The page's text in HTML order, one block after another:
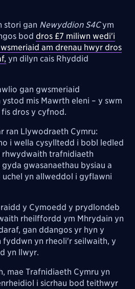
stori gan Newyddion S4Cym
bod dros £7 miliwn wedi'i
am drenau hwyr dros
yn dilyn cais Rhyddid
gan gwsmeriaid
mis Mawrth eleni – y swm
dros y cyfnod.
ran Llywodraeth Cymru:
i wella cysylltedd i bobl ledled
trafnidiaeth
gwasanaethau bysiau a
yn allweddol i gyflawni
y Cymoedd y prydlondeb
rheilffordd ym Mhrydain yn
gan ddangos yr hyn y
yn rheoli'r seilwaith, y
yn llwyr.
mae Trafnidiaeth Cymru yn
i sicrhau bod teithwyr